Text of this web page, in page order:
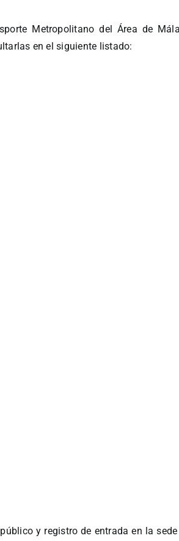
Metropolitano del Área de
en el siguiente listado:
y registro de entrada en la